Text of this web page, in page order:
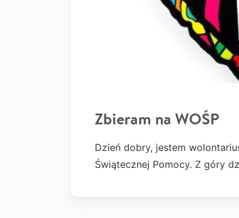
Zbieram na WOŚP
Dzień dobry, jestem
Świątecznej Pomocy. Z góry